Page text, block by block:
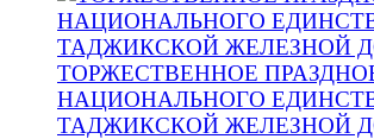
ТОРЖЕСТВЕННОЕ
НАЦИОНАЛЬНОГО
ТАДЖИКСКОЙ ЖЕЛЕЗНОЙ